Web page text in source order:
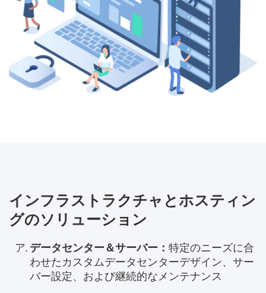
インフラストラクチャとホスティン
グのソリューション
データセンター＆サーバー： 特定のニーズに合
わせたカスタムデータセンターデザイン、サー
バー設定、および継続的なメンテナンス